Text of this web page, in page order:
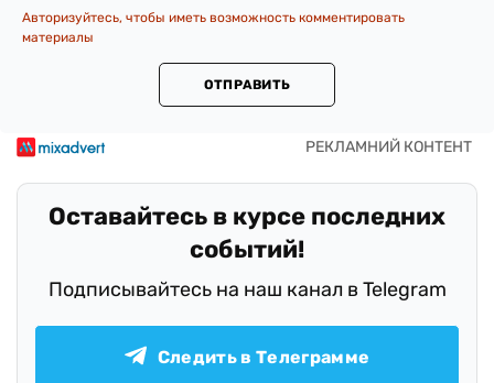
Авторизуйтесь, чтобы иметь возможность комментировать
материалы
ОТПРАВИТЬ
Оставайтесь в курсе последних
событий!
Подписывайтесь на наш канал в Telegram
Следить в Телеграмме